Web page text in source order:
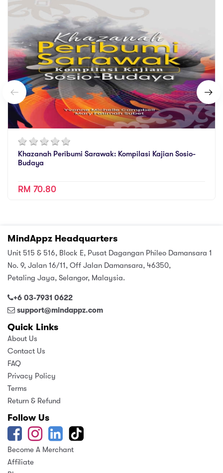
Khazanah Peribumi Sarawak: Kompilasi Kajian Sosio-
Budaya
RM 70.80
MindAppz Headquarters
Unit 515 & 516, Block E, Pusat Dagangan Phileo Damansara 1
No. 9, Jalan 16/11, Off Jalan Damansara, 46350,
Petaling Jaya, Selangor, Malaysia.
+6 03-7931 0622
support@mindappz.com
Quick Links
About Us
Contact Us
FAQ
Privacy Policy
Terms
Return & Refund
Follow Us
Become A Merchant
Affiliate